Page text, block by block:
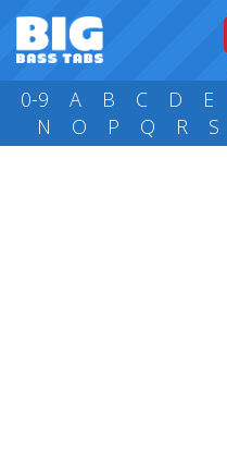
0-9 A B C D E
N
O P Q R S